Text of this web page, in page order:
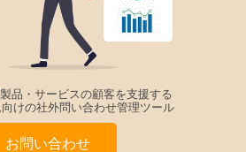
品・サービスの顧客を支援する
けの社外問い合わせ管理ツール
お問い合わせ